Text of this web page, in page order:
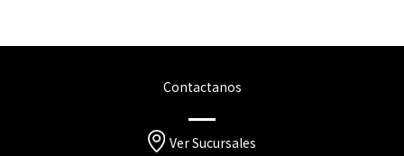
Contactanos
Ver Sucursales